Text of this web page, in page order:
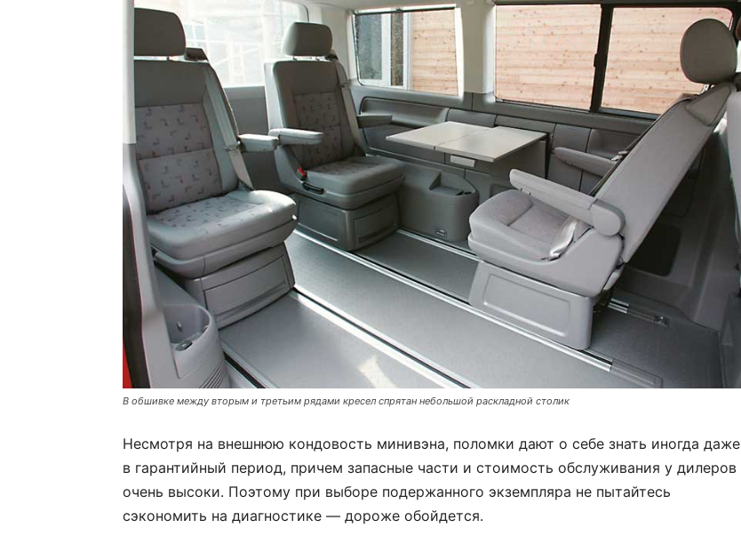
В обшивке между вторым и третьим рядами кресел спрятан небольшой раскладной столик
Несмотря на внешнюю кондовость минивэна, поломки дают о себе знать иногда даже
в гарантийный период, причем запасные части и стоимость обслуживания у дилеров
очень высоки. Поэтому при выборе подержанного экземпляра не пытайтесь
сэкономить на диагностике — дороже обойдется.